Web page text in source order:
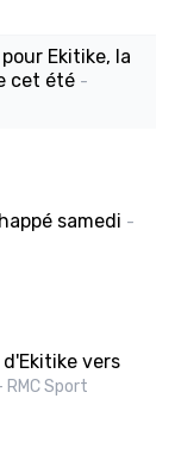
Ekitike, la
cet été -
samedi -
vers
RMC Sport